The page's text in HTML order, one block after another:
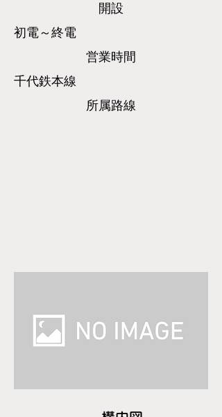
​開設
初電～終電
営業時間
千代鉄本線
所属路線